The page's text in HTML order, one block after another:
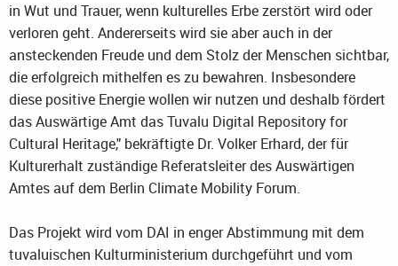
in Wut und Trauer, wenn kulturelles Erbe zerstört wird oder
verloren geht. Andererseits wird sie aber auch in der
ansteckenden Freude und dem Stolz der Menschen sichtbar,
die erfolgreich mithelfen es zu bewahren. Insbesondere
diese positive Energie wollen wir nutzen und deshalb fördert
das Auswärtige Amt das Tuvalu Digital Repository for
Cultural Heritage," bekräftigte Dr. Volker Erhard, der für
Kulturerhalt zuständige Referatsleiter des Auswärtigen
Amtes auf dem Berlin Climate Mobility Forum.
Das Projekt wird vom DAI in enger Abstimmung mit dem
tuvaluischen Kulturministerium durchgeführt und vom